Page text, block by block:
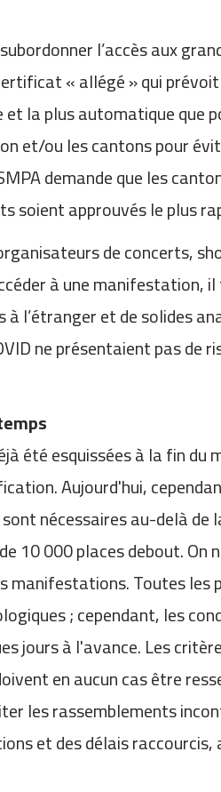
l’accès aux
« allégé » qui
la plus automatique que
et/ou les cantons pour
demande que les
approuvés le plus
de concerts,
à une manifestation,
l’étranger et de solides
ne présentaient pas de
été esquissées à la fin
Aujourd'hui,
nécessaires au-delà
10 000 places debout.
Toutes
; cependant, les
jours à l'avance. Les
en aucun cas être
les rassemblements
et des délais